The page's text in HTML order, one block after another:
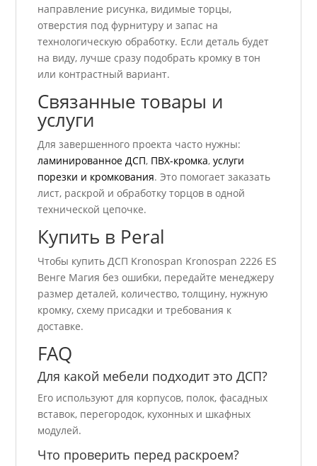
направление рисунка, видимые торцы,
отверстия под фурнитуру и запас на
технологическую обработку. Если деталь будет
на виду, лучше сразу подобрать кромку в тон
или контрастный вариант.
Связанные товары и
услуги
Для завершенного проекта часто нужны:
ламинированное ДСП, ПВХ-кромка,услуги
порезки и кромкования. Это помогает заказать
лист, раскрой и обработку торцов в одной
технической цепочке.
Купить в Peral
Чтобы купить ДСП Kronospan Kronospan 2226 ES
Венге Магия без ошибки, передайте менеджеру
размер деталей, количество, толщину, нужную
кромку, схему присадки и требования к
доставке.
FAQ
Для какой мебели подходит это ДСП?
Его используют для корпусов, полок, фасадных
вставок, перегородок, кухонных и шкафных
модулей.
Что проверить перед раскроем?